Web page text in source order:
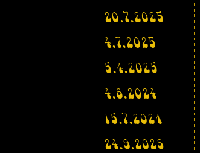
20.7.2025
4.7.2025
5.4.2025
4.8.2024
15.7.2024
24.9.2023